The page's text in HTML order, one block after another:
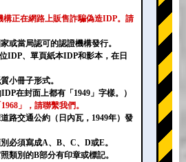
正在網路上販售詐騙偽造IDP。請
或當局認可的認證機構發行。
IDP、單頁紙本IDP和影本，在日
小冊子形式。
IDP在封面上都有「1949」字樣。）
」，請聯繫我們。
路交通公約（日內瓦，1949年）發
必須寫成A、B、C、D或E。
類別的B部分有印章或標記。